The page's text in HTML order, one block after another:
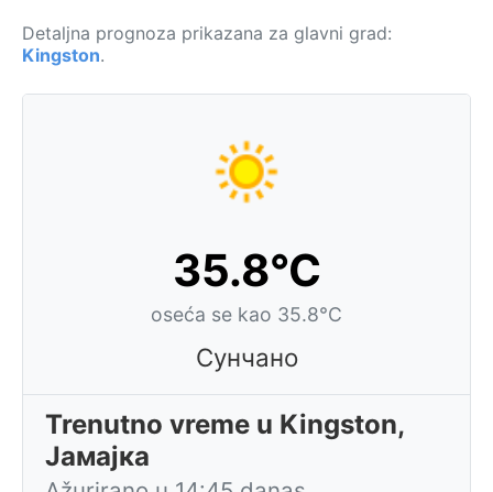
Detaljna prognoza prikazana za glavni grad:
Kingston.
35.8°C
oseća se kao 35.8°C
Сунчано
Trenutno vreme u Kingston,
Јамајка